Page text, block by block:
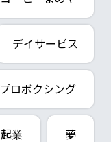
デイサービス
プロボクシング
起業 夢